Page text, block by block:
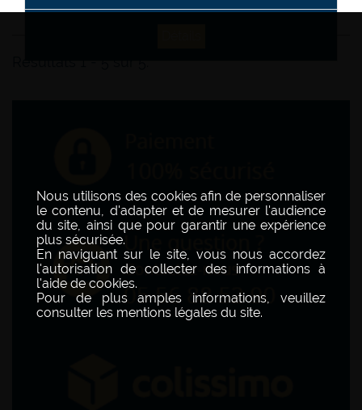
Nous utilisons des cookies afin de personnaliser
le contenu, d'adapter et de mesurer l'audience
du site, ainsi que pour garantir une expérience
plus sécurisée.
En naviguant sur le site, vous nous accordez
l'autorisation de collecter des informations à
l'aide de cookies.
Pour de plus amples informations, veuillez
consulter les mentions légales du site.